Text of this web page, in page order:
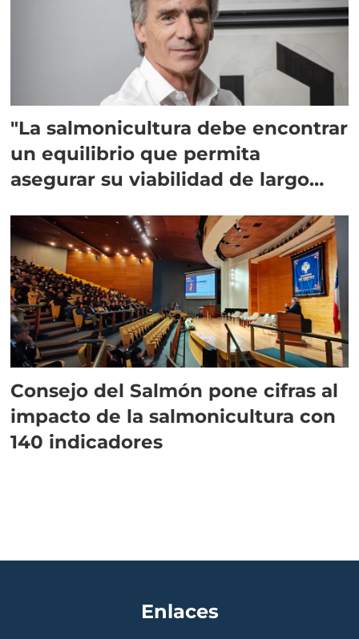
"La salmonicultura debe encontrar
un equilibrio que permita
asegurar su viabilidad de largo
Consejo del Salmón pone cifras al
impacto de la salmonicultura con
140 indicadores
Enlaces